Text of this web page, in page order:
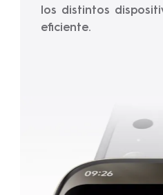
seguridad de su
privacidad y la